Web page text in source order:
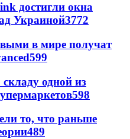
достигли окна
Украиной3772
в мире получат
599
одной из
598
то, что раньше
489